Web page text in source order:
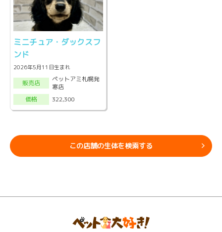
ミニチュア・ダックスフ
ンド
2026年5月11日生まれ
販売店
ペットアミ札幌発
寒店
価格
322,300
この店舗の生体を検索する